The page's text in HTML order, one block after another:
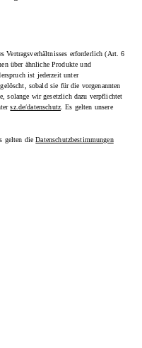
Vertragsverhältnisses erforderlich (Art. 6
über ähnliche Produkte und
ist jederzeit unter
sobald sie für die vorgenannten
solange wir gesetzlich dazu verpflichtet
sz.de/datenschutz. Es gelten unsere
gelten dieDatenschutzbestimmungen